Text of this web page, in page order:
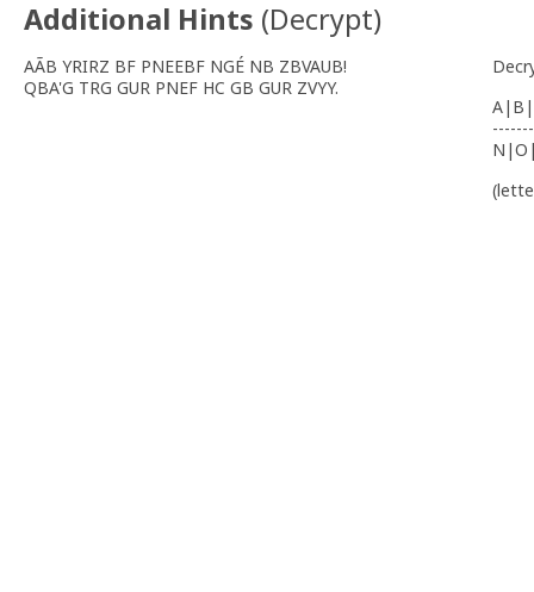
Additional Hints (Decrypt)
AÃB YRIRZ BF PNEEBF NGÉ NB ZBVAUB!
QBA'G TRG GUR PNEF HC GB GUR ZVYY.